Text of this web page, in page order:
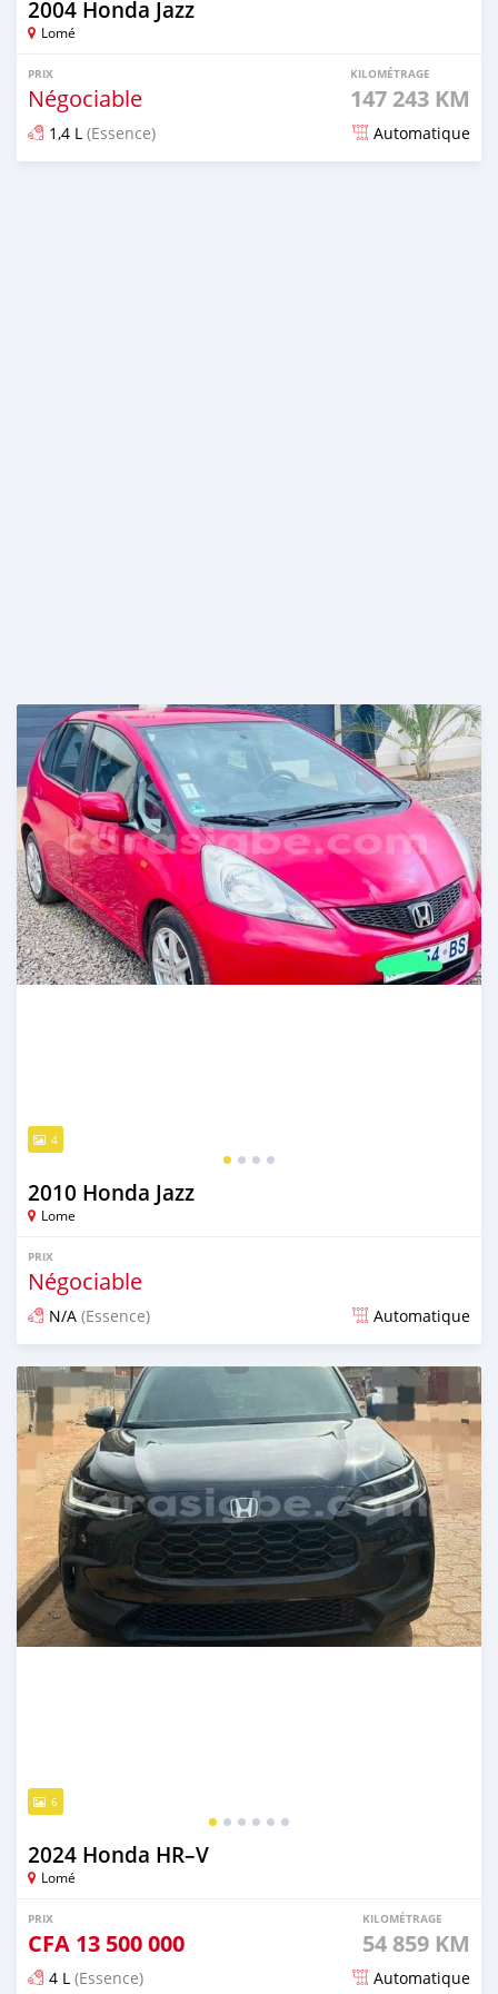
2004 Honda Jazz
Lomé
PRIX
Négociable
KILOMÉTRAGE
147 243 KM
1,4 L (Essence) Automatique
4
2010 Honda Jazz
Lome
PRIX
Négociable
N/A (Essence) Automatique
Publié il y a 3 mois
6
2024 Honda HR–V
Lomé
PRIX
CFA 13 500 000
KILOMÉTRAGE
54 859 KM
4 L (Essence) Automatique